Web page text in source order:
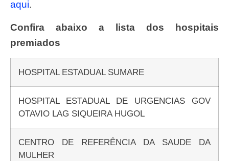
aqui.
Confira abaixo a lista dos hospitais
premiados
HOSPITAL ESTADUAL SUMARE
HOSPITAL ESTADUAL DE URGENCIAS GOV
OTAVIO LAG SIQUEIRA HUGOL
CENTRO DE REFERÊNCIA DA SAUDE DA
MULHER